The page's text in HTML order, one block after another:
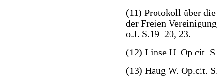
(11) Protokoll über
der Freien
o.J. S.19–20, 23.
(12) Linse U. Op.cit.
(13) Haug W. Op.cit.